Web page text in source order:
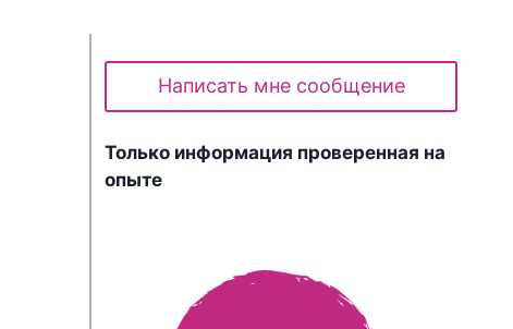
Написать мне сообщение
Только информация проверенная на
опыте